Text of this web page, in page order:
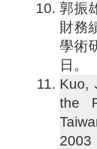
郭振
財務
學術
日。
Kuo,
the